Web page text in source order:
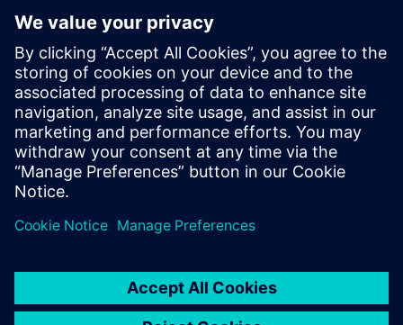
Cybersikkerhet for industrien
Sikkerhetsinformasjon
cybertrusler er det nødvendig å implementere — og
industrielt sikkerhetskonsept. Siemens' produkter og
løsninger utgjør bare ett element i et slikt konsept. For mer
informasjon om industriell sikkerhet, vennligst besøk.